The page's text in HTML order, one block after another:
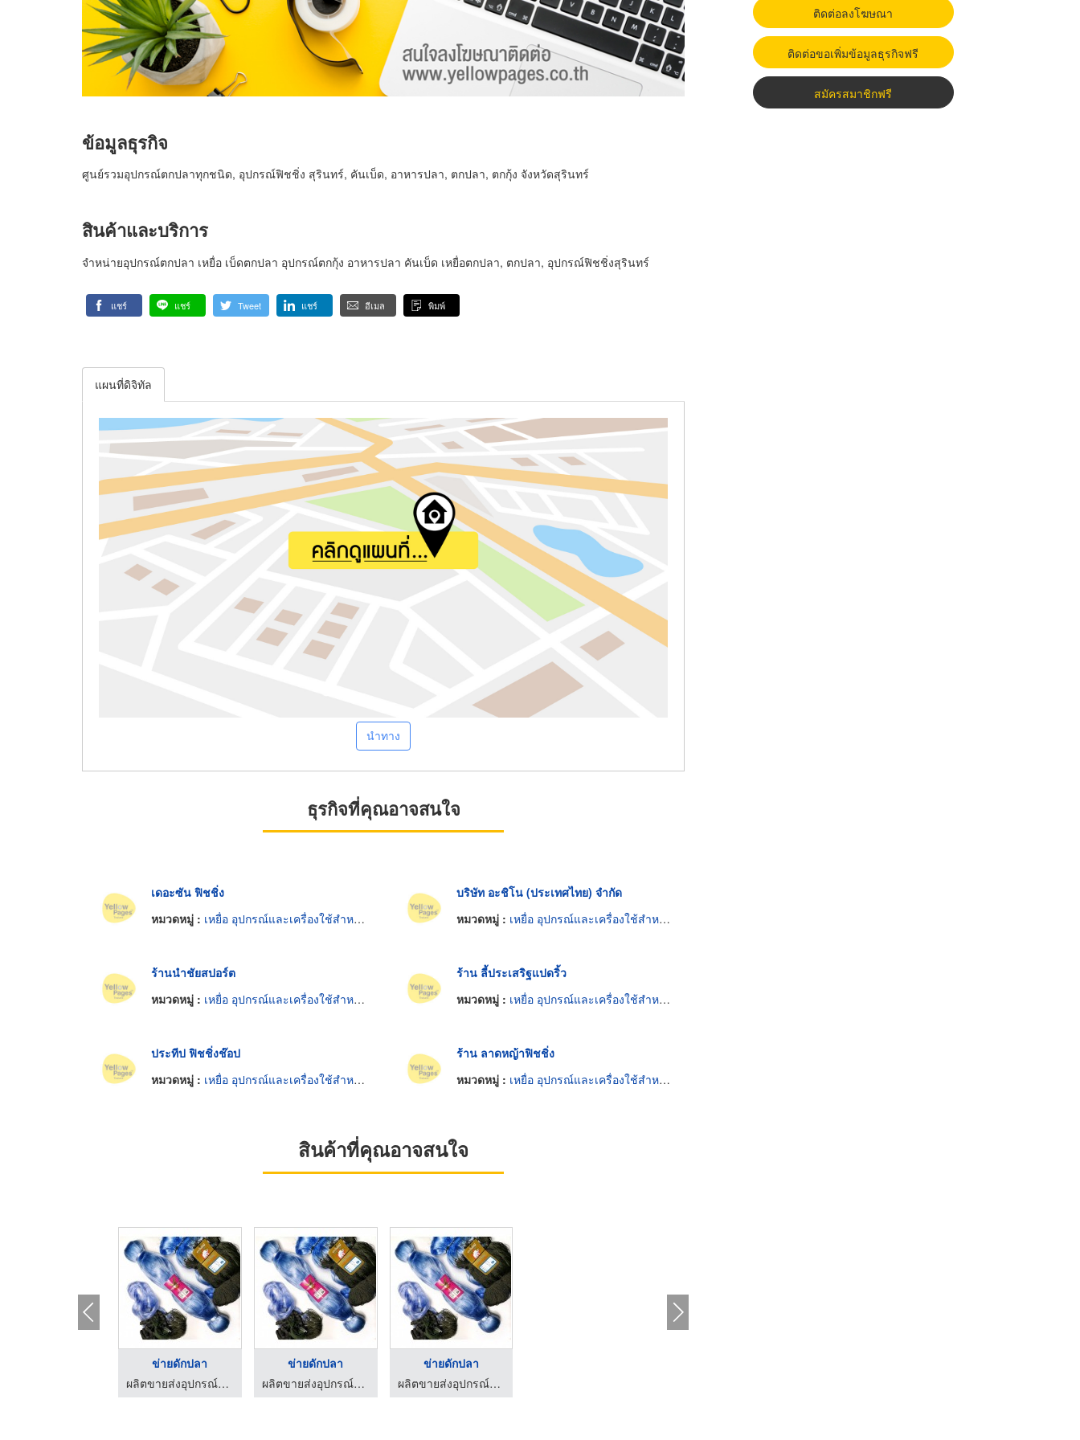
ข้อมูลธุรกิจ
ศูนย์รวมอุปกรณ์ตกปลาทุกชนิด, อุปกรณ์ฟิชชิ่ง สุรินทร์, คันเบ็ด, อาหารปลา, ตกปลา, ตกกุ้ง จังหวัดสุรินทร์
สินค้าและบริการ
จำหน่ายอุปกรณ์ตกปลา เหยื่อ เบ็ดตกปลา อุปกรณ์ตกกุ้ง อาหารปลา คันเบ็ด เหยื่อตกปลา, ตกปลา, อุปกรณ์ฟิชชิ่งสุรินทร์
แชร์ แชร์ Tweet แชร์ อีเมล พิมพ์
แผนที่ดิจิทัล
นำทาง
ธุรกิจที่คุณอาจสนใจ
เดอะซัน ฟิชชิ่ง
หมวดหมู่ : เหยื่อ อุปกรณ์และเครื่องใช้สำหรับตกปลาและตกกุ้ง
บริษัท อะชิโน (ประเทศไทย) จำกัด
หมวดหมู่ : เหยื่อ อุปกรณ์และเครื่องใช้สำหรับตกปลาและตกกุ้ง
ร้านนำชัยสปอร์ต
หมวดหมู่ : เหยื่อ อุปกรณ์และเครื่องใช้สำหรับตกปลาและตกกุ้ง
ร้าน ลี้ประเสริฐแปดริ้ว
หมวดหมู่ : เหยื่อ อุปกรณ์และเครื่องใช้สำหรับตกปลาและตกกุ้ง
ประทีป ฟิชชิ่งช๊อป
หมวดหมู่ : เหยื่อ อุปกรณ์และเครื่องใช้สำหรับตกปลาและตกกุ้ง
ร้าน ลาดหญ้าฟิชชิ่ง
หมวดหมู่ : เหยื่อ อุปกรณ์และเครื่องใช้สำหรับตกปลาและตกกุ้ง
สินค้าที่คุณอาจสนใจ
ข่ายดักปลา
ผลิตขายส่งอุปกรณ์ประมง - เฮงฮวดเส็ง
ข่ายดักปลา
ผลิตขายส่งอุปกรณ์ประมง - เฮงฮวดเส็ง
ข่ายดักปลา
ผลิตขายส่งอุปกรณ์ประมง - เฮงฮวดเส็ง
ติดต่อลงโฆษณา
ติดต่อขอเพิ่มข้อมูลธุรกิจฟรี
สมัครสมาชิกฟรี